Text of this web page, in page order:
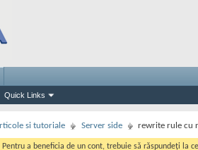
Quick Links
si tutoriale Server side rewrite rule cu
Pentru a beneficia de un cont, trebuie să răspundeți la